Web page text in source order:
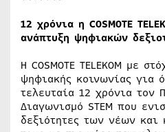
12 χρόνια η COSMOTE
ανάπτυξη ψηφιακών
Η COSMOTE TELEKOM με
ψηφιακής κοινωνίας για
τελευταία 12 χρόνια τον
Διαγωνισμό STEM που
δεξιότητες των νέων και